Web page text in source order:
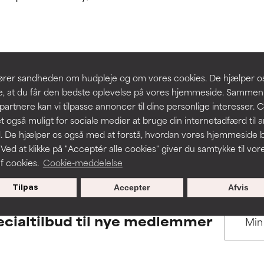
sandheden om hudpleje og om vores cookies. De hjælper
at du får den bedste oplevelse på vores hjemmeside.
kan vi tilpasse annoncer til dine personlige interesser.
også muligt for sociale medier at bruge din internetadfærd til
De hjælper os også med at forstå, hvordan vores hjemmeside
at klikke på "Acceptér alle cookies" giver du samtykke til
cookies. Cookie-meddelelse
Tilpas Afvis
Accepter
BACK TO SEARCH
to assess ingredients in this dictionary. Regulations
men kan have kosmetiske, stabilitetsmæssige eller
anvendelighed.
irritation. Risikoen øges, når det kombineres med andre
inflammation, tørhed osv. Kan være en fordel i nogle
påvist, at ingrediensen gør mere skade end gavn.
men kan have kosmetiske, stabilitetsmæssige eller
anvendelighed.
irritation. Risikoen øges, når det kombineres med andre
inflammation, tørhed osv. Kan være en fordel i nogle
påvist, at ingrediensen gør mere skade end gavn.
til nye medlemmer